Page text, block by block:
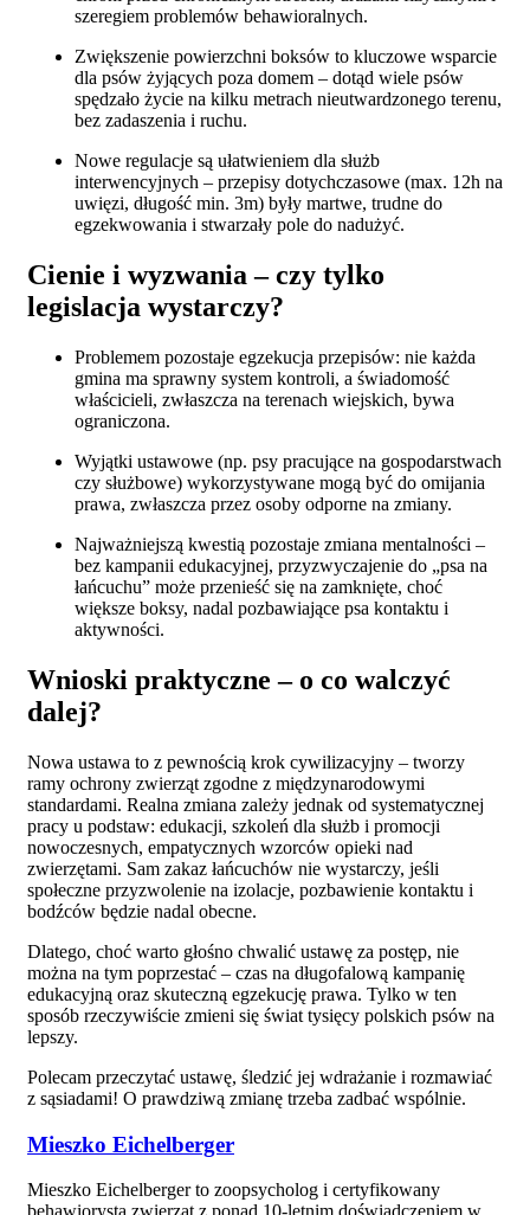
szeregiem problemów behawioralnych.
Zwiększenie powierzchni boksów to kluczowe wsparcie
dla psów żyjących poza domem – dotąd wiele psów
spędzało życie na kilku metrach nieutwardzonego terenu,
bez zadaszenia i ruchu.
Nowe regulacje są ułatwieniem dla służb
interwencyjnych – przepisy dotychczasowe (max. 12h na
uwięzi, długość min. 3m) były martwe, trudne do
egzekwowania i stwarzały pole do nadużyć.
Cienie i wyzwania – czy tylko
legislacja wystarczy?
Problemem pozostaje egzekucja przepisów: nie każda
gmina ma sprawny system kontroli, a świadomość
właścicieli, zwłaszcza na terenach wiejskich, bywa
ograniczona.
Wyjątki ustawowe (np. psy pracujące na gospodarstwach
czy służbowe) wykorzystywane mogą być do omijania
prawa, zwłaszcza przez osoby odporne na zmiany.
Najważniejszą kwestią pozostaje zmiana mentalności –
bez kampanii edukacyjnej, przyzwyczajenie do „psa na
łańcuchu” może przenieść się na zamknięte, choć
większe boksy, nadal pozbawiające psa kontaktu i
aktywności.
Wnioski praktyczne – o co walczyć
dalej?
Nowa ustawa to z pewnością krok cywilizacyjny – tworzy
ramy ochrony zwierząt zgodne z międzynarodowymi
standardami. Realna zmiana zależy jednak od systematycznej
pracy u podstaw: edukacji, szkoleń dla służb i promocji
nowoczesnych, empatycznych wzorców opieki nad
zwierzętami. Sam zakaz łańcuchów nie wystarczy, jeśli
społeczne przyzwolenie na izolacje, pozbawienie kontaktu i
bodźców będzie nadal obecne.
Dlatego, choć warto głośno chwalić ustawę za postęp, nie
można na tym poprzestać – czas na długofalową kampanię
edukacyjną oraz skuteczną egzekucję prawa. Tylko w ten
sposób rzeczywiście zmieni się świat tysięcy polskich psów na
lepszy.
Polecam przeczytać ustawę, śledzić jej wdrażanie i rozmawiać
z sąsiadami! O prawdziwą zmianę trzeba zadbać wspólnie.
Mieszko Eichelberger
Mieszko Eichelberger to zoopsycholog i certyfikowany